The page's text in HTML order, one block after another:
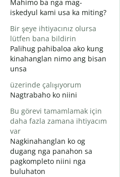
Mahimo ba nga mag-
iskedyul kami usa ka miting?
Bir şeye ihtiyacınız olursa
lütfen bana bildirin
Palihug pahibaloa ako kung
kinahanglan nimo ang bisan
unsa
üzerinde çalışıyorum
Nagtrabaho ko niini
Bu görevi tamamlamak için
daha fazla zamana ihtiyacım
var
Nagkinahanglan ko og
dugang nga panahon sa
pagkompleto niini nga
buluhaton